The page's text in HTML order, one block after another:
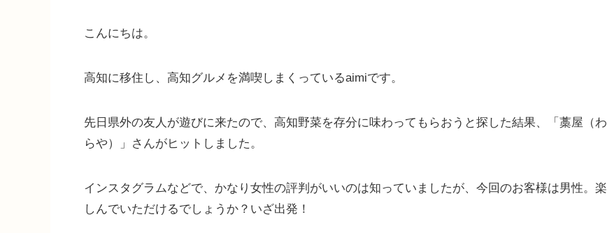
こんにちは。
高知に移住し、高知グルメを満喫しまくっているaimiです。
先日県外の友人が遊びに来たので、高知野菜を存分に味わってもらおうと探した結果、「藁屋（わ
らや）」さんがヒットしました。
インスタグラムなどで、かなり女性の評判がいいのは知っていましたが、今回のお客様は男性。楽
しんでいただけるでしょうか？いざ出発！